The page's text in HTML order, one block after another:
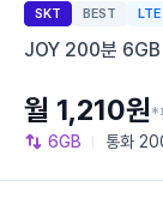
SKT BEST LTE
JOY 200분 6GB
6GB 통화
월 1,210원*